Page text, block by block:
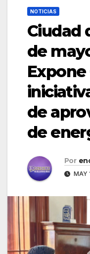
NOTICIAS
Ciudad
de
de
de
Por
MAY